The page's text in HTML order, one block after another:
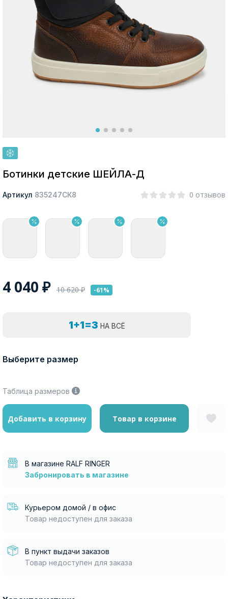
Москва
Покупателям
Ботинки детские ШЕЙЛА-Д
Артикул 835247СК8 0 отзывов
4 040 ₽ 10 620₽ -61%
1+1=3 НА ВСЁ
Выберите размер
Таблица размеров
Добавить в корзину Товар в корзине
В магазине RALF RINGER
Забронировать в магазине
Курьером домой / в офис
Товар недоступен для заказа
В пункт выдачи заказов
Товар недоступен для заказа